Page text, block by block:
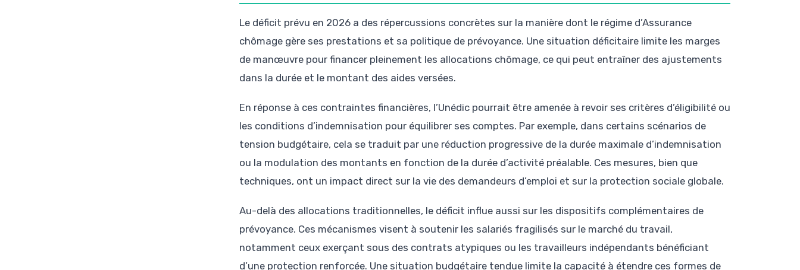
Le déficit prévu en 2026 a des répercussions concrètes sur la manière dont le régime d’Assurance
chômage gère ses prestations et sa politique de prévoyance. Une situation déficitaire limite les marges
de manœuvre pour financer pleinement les allocations chômage, ce qui peut entraîner des ajustements
dans la durée et le montant des aides versées.
En réponse à ces contraintes financières, l’Unédic pourrait être amenée à revoir ses critères d’éligibilité ou
les conditions d’indemnisation pour équilibrer ses comptes. Par exemple, dans certains scénarios de
tension budgétaire, cela se traduit par une réduction progressive de la durée maximale d’indemnisation
ou la modulation des montants en fonction de la durée d’activité préalable. Ces mesures, bien que
techniques, ont un impact direct sur la vie des demandeurs d’emploi et sur la protection sociale globale.
Au-delà des allocations traditionnelles, le déficit influe aussi sur les dispositifs complémentaires de
prévoyance. Ces mécanismes visent à soutenir les salariés fragilisés sur le marché du travail,
notamment ceux exerçant sous des contrats atypiques ou les travailleurs indépendants bénéficiant
d’une protection renforcée. Une situation budgétaire tendue limite la capacité à étendre ces formes de